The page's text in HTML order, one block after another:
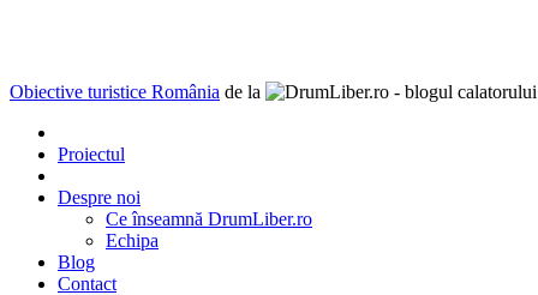
Obiective turistice România de la
Proiectul
Despre noi
Ce înseamnă DrumLiber.ro
Echipa
Blog
Contact